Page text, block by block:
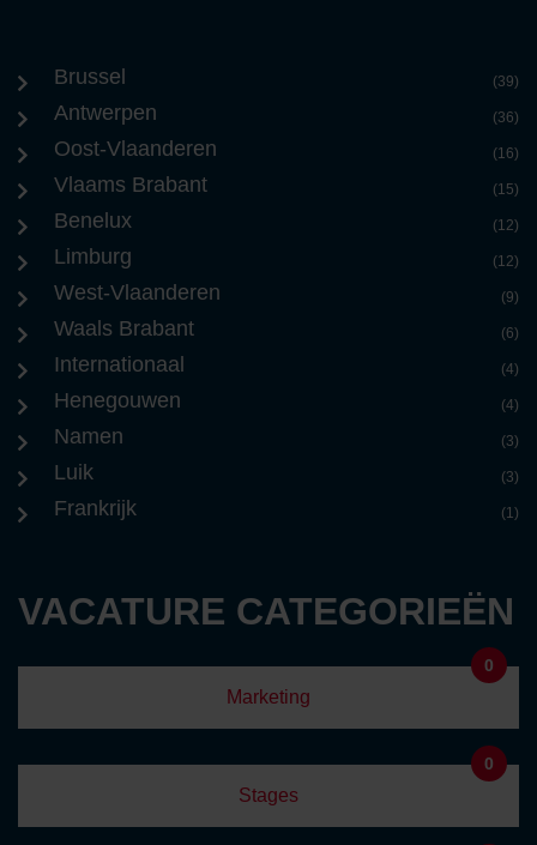
Brussel (39)
Antwerpen (36)
Oost-Vlaanderen (16)
Vlaams Brabant (15)
Benelux (12)
Limburg (12)
West-Vlaanderen (9)
Waals Brabant (6)
Internationaal (4)
Henegouwen (4)
Namen (3)
Luik (3)
Frankrijk (1)
VACATURE CATEGORIEËN
Marketing
0
Stages
0